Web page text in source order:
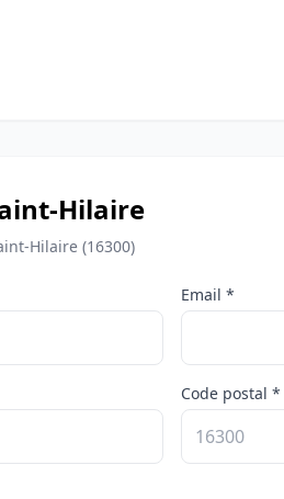
Hilaire
Hilaire (16300)
Email *
Code postal *